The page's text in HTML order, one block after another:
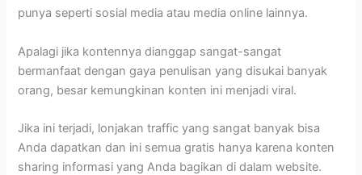
punya seperti sosial media atau media online lainnya.
Apalagi jika kontennya dianggap sangat-sangat
bermanfaat dengan gaya penulisan yang disukai banyak
orang, besar kemungkinan konten ini menjadi viral.
Jika ini terjadi, lonjakan traffic yang sangat banyak bisa
Anda dapatkan dan ini semua gratis hanya karena konten
sharing informasi yang Anda bagikan di dalam website.